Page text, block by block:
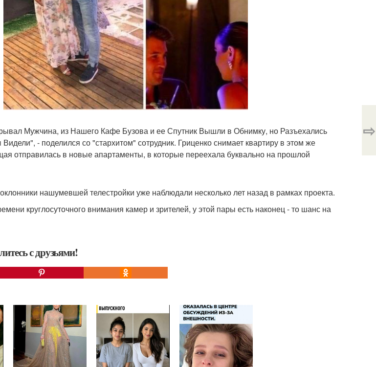
Мужчина, из Нашего Кафе Бузова и ее Спутник Вышли в Обнимку, но Разъехались
- поделился со "стархитом" сотрудник. Гриценко снимает квартиру в этом же
отправилась в новые апартаменты, в которые переехала буквально на прошлой
нашумевшей телестройки уже наблюдали несколько лет назад в рамках проекта.
круглосуточного внимания камер и зрителей, у этой пары есть наконец - то шанс на
с друзьями!
⇨